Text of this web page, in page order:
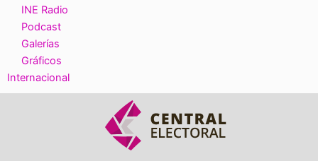
INE Radio
Podcast
Galerías
Gráficos
Internacional